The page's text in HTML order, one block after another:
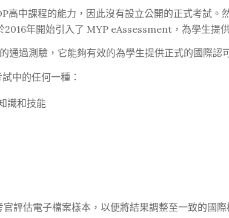
高中課程的能力，因此沒有設立公開的正式考試
年開始引入了 MYP eAssessment，為學生提
過測驗，它能夠有效的為學生提供正式的國際認
中的任何一種：
識和技能
評估電子檔案樣本，以便將結果調整至一致的國際